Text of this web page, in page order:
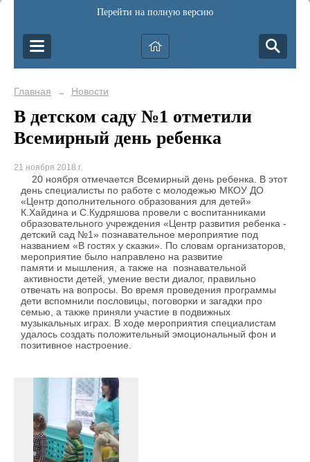
Перейти на полную версию
Главная → Новости
В детском саду №1 отметили
Всемирный день ребенка
21 ноября 2018 г.
20 ноября отмечается Всемирный день ребенка. В этот
день специалисты по работе с молодежью МКОУ ДО
«Центр дополнительного образования для детей»
К.Хайдина и С.Кудряшова провели с воспитанниками
образовательного учреждения «Центр развития ребенка -
детский сад №1» познавательное мероприятие под
названием «В гостях у сказки». По словам организаторов,
мероприятие было направлено на развитие
памяти и мышления, а также на познавательной
активности детей, умение вести диалог, правильно
отвечать на вопросы. Во время проведения программы
дети вспомнили пословицы, поговорки и загадки про
семью, а также приняли участие в подвижных
музыкальных играх. В ходе мероприятия специалистам
удалось создать положительный эмоциональный фон и
позитивное настроение.